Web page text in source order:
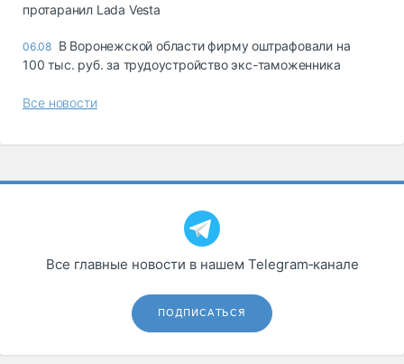
протаранил Lada Vesta
06.08 В Воронежской области фирму оштрафовали на
100 тыс. руб. за трудоустройство экс-таможенника
Все новости
Все главные новости в нашем Telegram‑канале
ПОДПИСАТЬСЯ